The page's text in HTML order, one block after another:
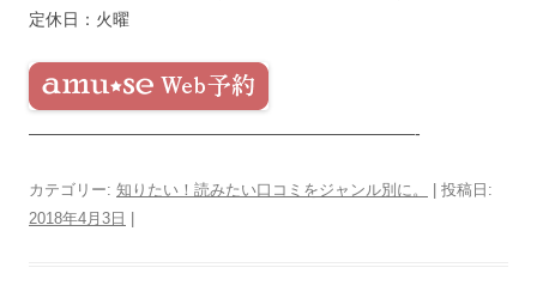
定休日：火曜
———————————————————————-
カテゴリー: 知りたい！読みたい口コミをジャンル別に。
| 投稿日:
2018年4月3日